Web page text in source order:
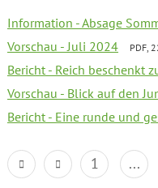
Information - Absage
Vorschau - Juli 2024 PDF,
Bericht - Reich beschenkt
Vorschau - Blick auf den
Bericht - Eine runde und
1 ...